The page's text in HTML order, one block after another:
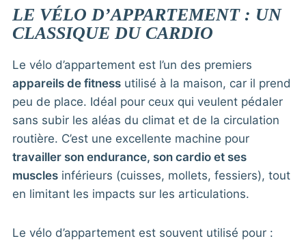
LE VÉLO D’APPARTEMENT : UN
CLASSIQUE DU CARDIO
Le vélo d’appartement est l’un des premiers
appareils de fitnessutilisé à la maison, car il prend
peu de place. Idéal pour ceux qui veulent pédaler
sans subir les aléas du climat et de la circulation
routière. C’est une excellente machine pour
travailler son endurance, son cardio et ses
musclesinférieurs (cuisses, mollets, fessiers), tout
en limitant les impacts sur les articulations.
Le vélo d’appartement est souvent utilisé pour :